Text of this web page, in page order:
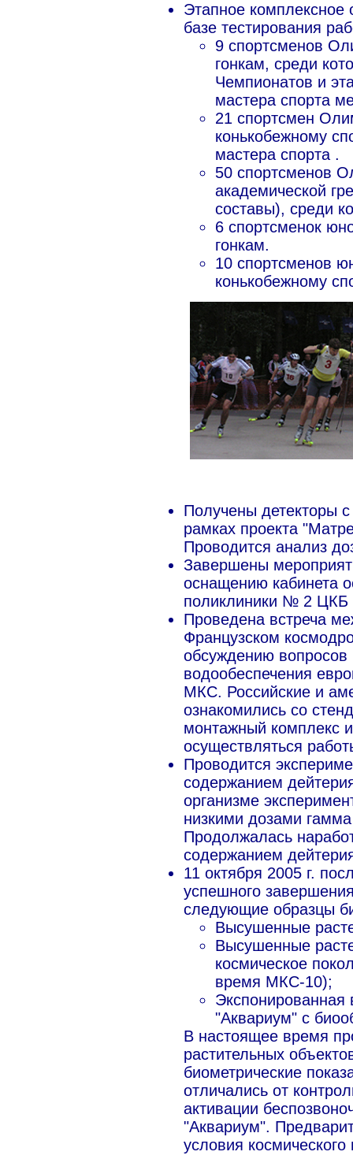
Этапное
базе тестирования
9 спортсменов
гонкам, среди
Чемпионатов и
мастера спорта
21 спортсмен
конькобежному
мастера спорта .
50 спортсменов
академической
составы), среди
6 спортсменок
гонкам.
10 спортсменов
конькобежному
Получены детекторы
рамках проекта
Проводится анализ
Завершены
оснащению кабинета
поликлиники № 2
Проведена встреча
Французском
обсуждению вопросов
водообеспечения
МКС. Российские и
ознакомились со
монтажный комплекс
осуществляться
Проводится
содержанием
организме
низкими дозами
Продолжалась
содержанием
11 октября 2005 г.
успешного
следующие образцы
Высушенные
Высушенные
космическое
время МКС-10);
Экспонированная
"Аквариум" с
В настоящее время
растительных
биометрические
отличались от
активации
"Аквариум".
условия